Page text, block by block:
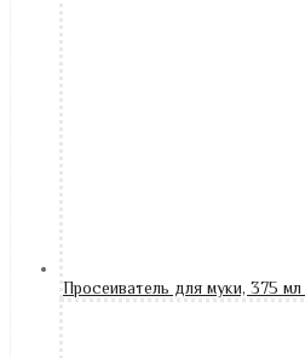
Просеиватель для муки, 375 мл